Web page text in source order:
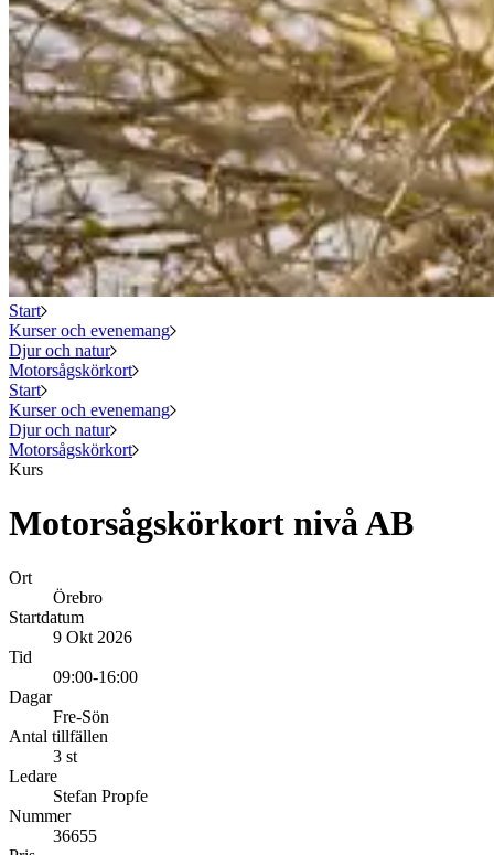
Start
Kurser och evenemang
Djur och natur
Motorsågskörkort
Start
Kurser och evenemang
Djur och natur
Motorsågskörkort
Kurs
Motorsågskörkort nivå AB
Ort
Örebro
Startdatum
9 Okt 2026
Tid
09:00-16:00
Dagar
Fre-Sön
Antal tillfällen
3 st
Ledare
Stefan Propfe
Nummer
36655